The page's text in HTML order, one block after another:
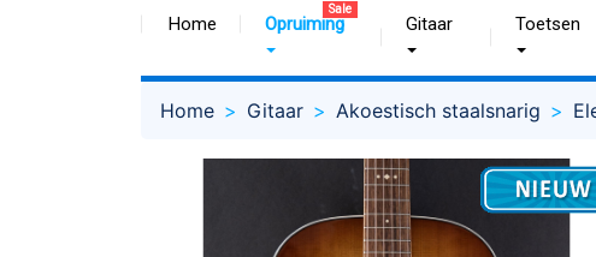
Home Opruiming
Sale
Gitaar Toetsen
Home Gitaar Akoestisch staalsnarig